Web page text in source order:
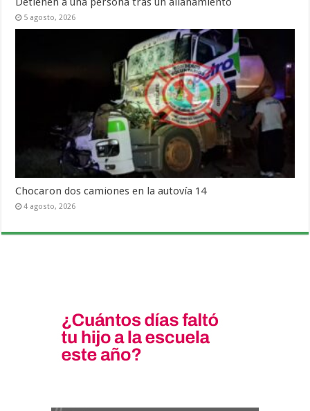
5 agosto, 2026
Chocaron dos camiones en la autovía 14
4 agosto, 2026